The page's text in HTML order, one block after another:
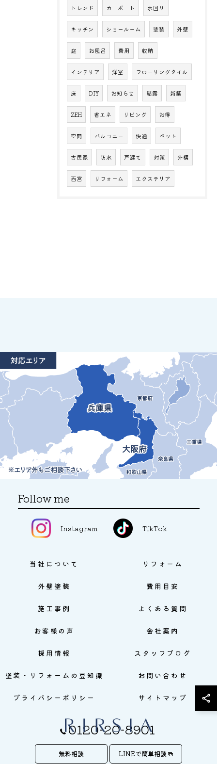
トレンド カーポート 水回り
キッチン ショールーム 塗装 外壁
庭 お風呂 費用 収納
インテリア 洋室 フローリングタイル
床 DIY お知らせ 結露 新築
ZEH 省エネ リビング お得
空間 バルコニー 快適 ペット
古民家 防水 戸建て 対策 外構
西宮 リフォーム エクステリア
0120-20-8901
無料相談 LINEで簡単相談
Follow me
Instagram TikTok
当社について リフォーム
外壁塗装 費用目安
施工事例 よくある質問
お客様の声 会社案内
採用情報 スタッフブログ
塗装・リフォームの豆知識 お問い合わせ
プライバシーポリシー サイトマップ
© 2026 株式会社RIRSIA ALL RIGHTS RESERVED.